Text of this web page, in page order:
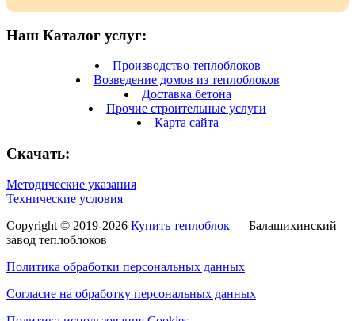
Наш Каталог услуг:
Производство теплоблоков
Возведение домов из теплоблоков
Доставка бетона
Прочие строительные услуги
Карта сайта
Скачать:
Методические указания
Технические условия
Copyright © 2019-2026 Купить теплоблок — Балашихинский
завод теплоблоков
Политика обработки персональных данных
Согласие на обработку персональных данных